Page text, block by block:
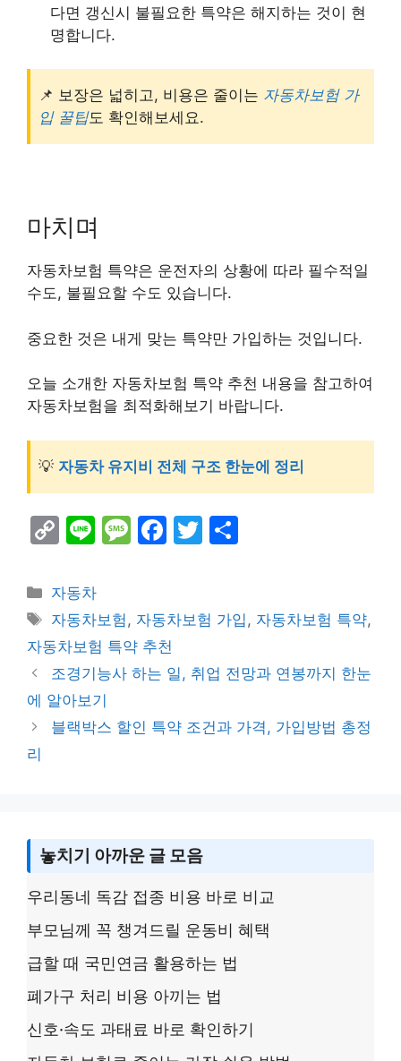
다면 갱신시 불필요한 특약은 해지하는 것이 현
명합니다.
📌 보장은 넓히고, 비용은 줄이는 자동차보험 가
입 꿀팁도 확인해보세요.
마치며
자동차보험 특약은 운전자의 상황에 따라 필수적일
수도, 불필요할 수도 있습니다.
중요한 것은 내게 맞는 특약만 가입하는 것입니다.
오늘 소개한 자동차보험 특약 추천 내용을 참고하여
자동차보험을 최적화해보기 바랍니다.
💡 자동차 유지비 전체 구조 한눈에 정리
C
p
y
Li
n
k
Li
e
M
s
a
g
F
e
b
o
k
T
er e
Categories
자동차
Tags
자동차보험, 자동차보험 가입, 자동차보험 특약,
자동차보험 특약 추천
조경기능사 하는 일, 취업 전망과 연봉까지 한눈
에 알아보기
블랙박스 할인 특약 조건과 가격, 가입방법 총정
리
놓치기 아까운 글 모음
우리동네 독감 접종 비용 바로 비교
부모님께 꼭 챙겨드릴 운동비 혜택
급할 때 국민연금 활용하는 법
폐가구 처리 비용 아끼는 법
신호·속도 과태료 바로 확인하기